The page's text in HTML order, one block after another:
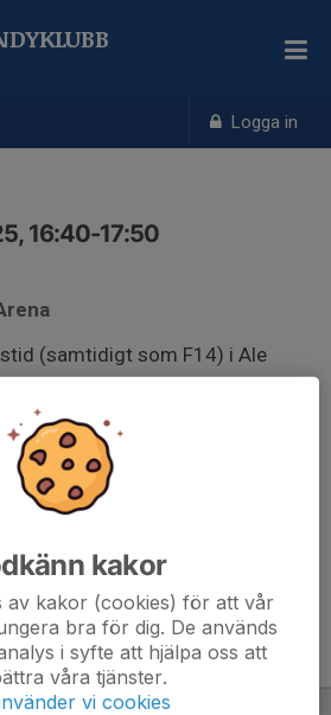
Logga in
16:40-17:50
(samtidigt som F14) i Ale
kakor
av kakor (cookies) för att vår
bra för dig. De används
i syfte att hjälpa oss att
våra tjänster.
vi cookies